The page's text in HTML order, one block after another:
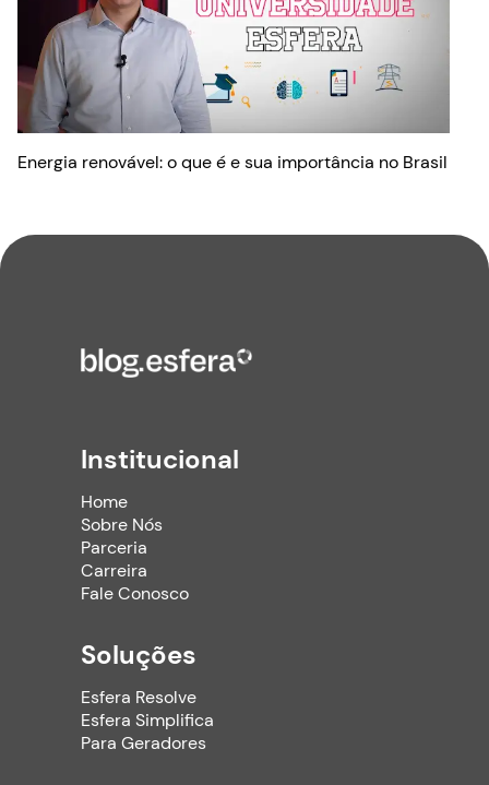
Energia renovável: o que é e sua importância no Brasil
Institucional
Home
Sobre Nós
Parceria
Carreira
Fale Conosco
Soluções
Esfera Resolve
Esfera Simplifica
Para Geradores